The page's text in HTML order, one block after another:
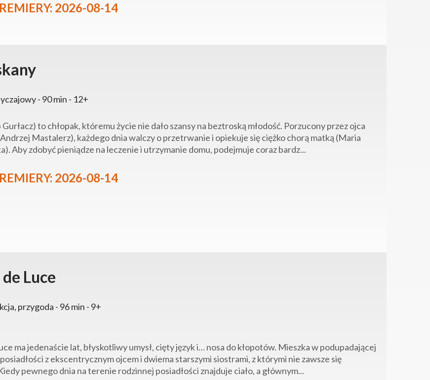
2026-08-14
- 90 min - 12+
Gurłacz) to chłopak, któremu życie nie dało szansy na beztroską młodość. Porzucony przez ojca
Mastalerz), każdego dnia walczy o przetrwanie i opiekuje się ciężko chorą matką (Maria
Aby zdobyć pieniądze na leczenie i utrzymanie domu, podejmuje coraz bardz...
2026-08-14
Luce
przygoda - 96 min - 9+
ma jedenaście lat, błyskotliwy umysł, cięty język i… nosa do kłopotów. Mieszka w podupadającej
z ekscentrycznym ojcem i dwiema starszymi siostrami, z którymi nie zawsze się
pewnego dnia na terenie rodzinnej posiadłości znajduje ciało, a głównym...